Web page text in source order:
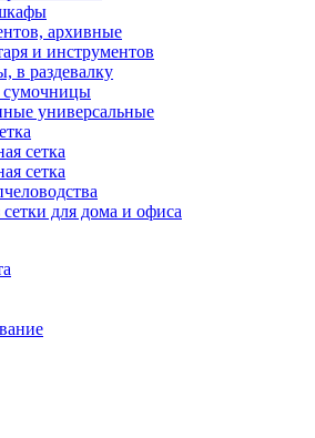
архивные
и инструментов
в раздевалку
сумочницы
универсальные
сетка
сетка
для дома и офиса